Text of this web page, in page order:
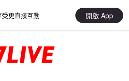
更直接互動 開啟 App